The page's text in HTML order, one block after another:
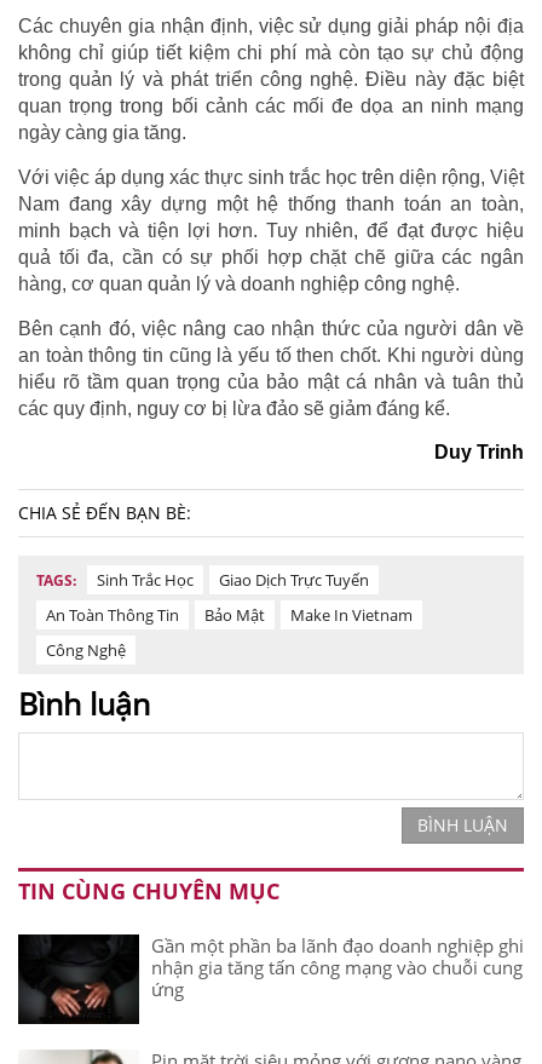
Các chuyên gia nhận định, việc sử dụng giải pháp nội địa
không chỉ giúp tiết kiệm chi phí mà còn tạo sự chủ động
trong quản lý và phát triển công nghệ. Điều này đặc biệt
quan trọng trong bối cảnh các mối đe dọa an ninh mạng
ngày càng gia tăng.
Với việc áp dụng xác thực sinh trắc học trên diện rộng, Việt
Nam đang xây dựng một hệ thống thanh toán an toàn,
minh bạch và tiện lợi hơn. Tuy nhiên, để đạt được hiệu
quả tối đa, cần có sự phối hợp chặt chẽ giữa các ngân
hàng, cơ quan quản lý và doanh nghiệp công nghệ.
Bên cạnh đó, việc nâng cao nhận thức của người dân về
an toàn thông tin cũng là yếu tố then chốt. Khi người dùng
hiểu rõ tầm quan trọng của bảo mật cá nhân và tuân thủ
các quy định, nguy cơ bị lừa đảo sẽ giảm đáng kể.
Duy Trinh
CHIA SẺ ĐẾN BẠN BÈ:
TAGS: Sinh Trắc Học
Giao Dịch Trực Tuyến
An Toàn Thông Tin
Bảo Mật
Make In Vietnam
Công Nghệ
Bình luận
BÌNH LUẬN
TIN CÙNG CHUYÊN MỤC
Gần một phần ba lãnh đạo doanh nghiệp ghi
nhận gia tăng tấn công mạng vào chuỗi cung
ứng